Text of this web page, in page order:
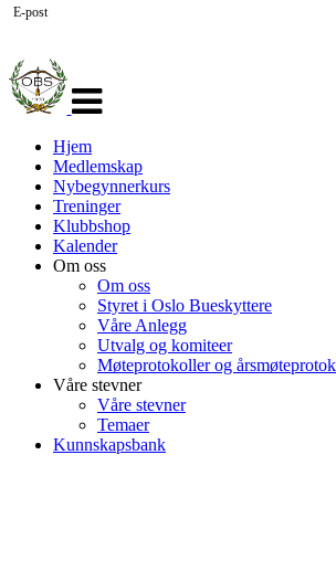
navigasjon
Hjem
Medlemskap
Nybegynnerkurs
Treninger
Klubbshop
Kalender
Om oss
Om oss
Styret i Oslo Bueskyttere
Våre Anlegg
Utvalg og komiteer
Møteprotokoller og
Våre stevner
Våre stevner
Temaer
Kunnskapsbank
E-post